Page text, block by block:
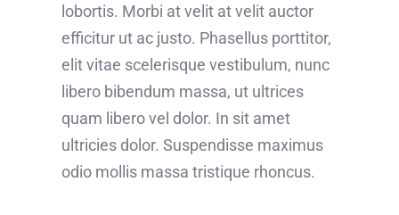
lobortis. Morbi at velit at velit auctor
efficitur ut ac justo. Phasellus porttitor,
elit vitae scelerisque vestibulum, nunc
libero bibendum massa, ut ultrices
quam libero vel dolor. In sit amet
ultricies dolor. Suspendisse maximus
odio mollis massa tristique rhoncus.